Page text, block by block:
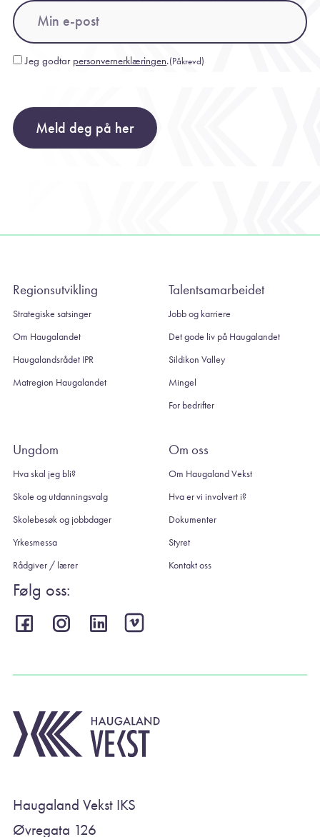
Email
Consent(Påkrevd)
Jeg godtar personvernerklæringen.(Påkrevd)
Meld deg på her
Regionsutvikling
Strategiske satsinger
Om Haugalandet
Haugalandsrådet IPR
Matregion Haugalandet
Talentsamarbeidet
Jobb og karriere
Det gode liv på Haugalandet
Sildikon Valley
Mingel
For bedrifter
Ungdom
Hva skal jeg bli?
Skole og utdanningsvalg
Skolebesøk og jobbdager
Yrkesmessa
Rådgiver / lærer
Om oss
Om Haugaland Vekst
Hva er vi involvert i?
Dokumenter
Styret
Kontakt oss
Følg oss:
Haugaland Vekst IKS
Øvregata 126